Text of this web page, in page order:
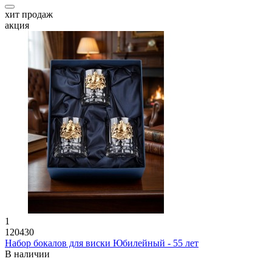
хит продаж
акция
1
120430
Набор бокалов для виски Юбилейный - 55 лет
В наличии